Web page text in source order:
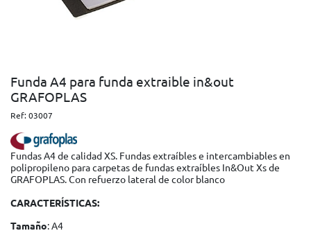
Funda A4 para funda extraible in&out
GRAFOPLAS
Ref:03007
Fundas A4 de calidad XS. Fundas extraíbles e intercambiables en
polipropileno para carpetas de fundas extraíbles In&Out Xs de
GRAFOPLAS. Con refuerzo lateral de color blanco
CARACTERÍSTICAS:
Tamaño: A4